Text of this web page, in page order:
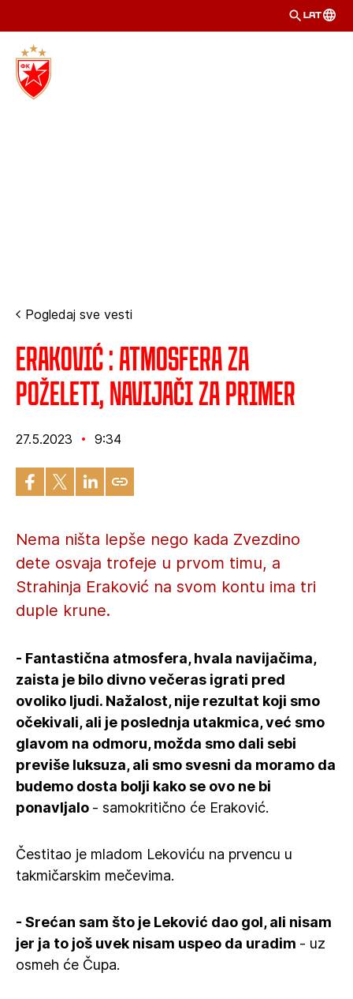
LAT
Pogledaj sve vesti
Eraković : Atmosfera za
poželeti, navijači za primer
27.5.2023 9:34
Nema ništa lepše nego kada Zvezdino
dete osvaja trofeje u prvom timu, a
Strahinja Eraković na svom kontu ima tri
duple krune.
- Fantastična atmosfera, hvala navijačima,
zaista je bilo divno večeras igrati pred
ovoliko ljudi. Nažalost, nije rezultat koji smo
očekivali, ali je poslednja utakmica, već smo
glavom na odmoru, možda smo dali sebi
previše luksuza, ali smo svesni da moramo da
budemo dosta bolji kako se ovo ne bi
ponavljalo - samokritično će Eraković.
Čestitao je mladom Lekoviću na prvencu u
takmičarskim mečevima.
- Srećan sam što je Leković dao gol, ali nisam
jer ja to još uvek nisam uspeo da uradim - uz
osmeh će Čupa.